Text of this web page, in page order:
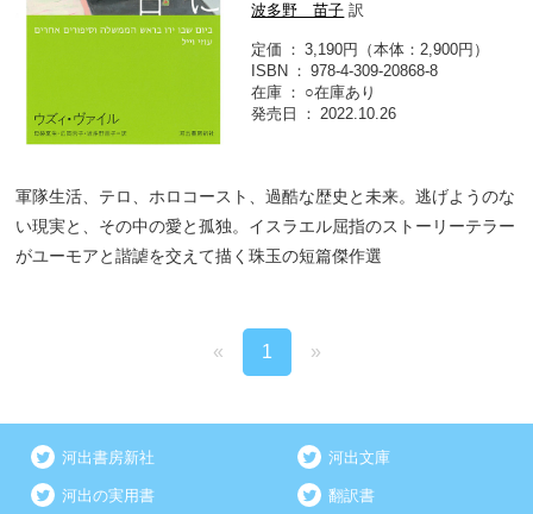
波多野 苗子 訳
定価
3,190円（本体：2,900円）
ISBN
978-4-309-20868-8
在庫
○在庫あり
発売日
2022.10.26
軍隊生活、テロ、ホロコースト、過酷な歴史と未来。逃げようのな
い現実と、その中の愛と孤独。イスラエル屈指のストーリーテラー
がユーモアと諧謔を交えて描く珠玉の短篇傑作選
« 1 »
河出書房新社 河出文庫
河出の実用書 翻訳書